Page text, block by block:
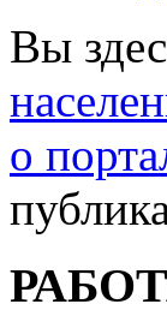
Вы
о